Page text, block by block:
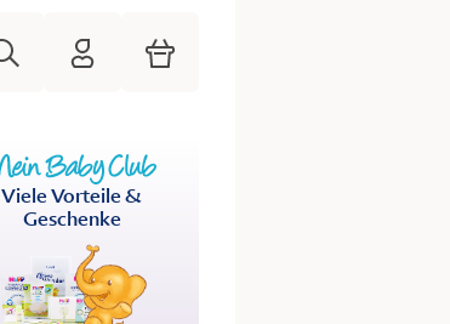
HiPP Mein Babyclub
Warenkorb
Viele Vorteile &
Geschenke